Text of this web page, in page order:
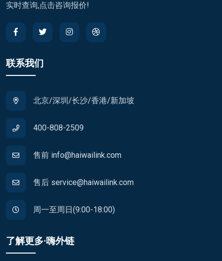
实时查询,点击咨询报价!
联系我们
北京/深圳/长沙/香港/新加坡
400-808-2509
售前 info@haiwailink.com
售后 service@haiwailink.com
周一至周日(9:00-18:00)
了解更多·嗨外链